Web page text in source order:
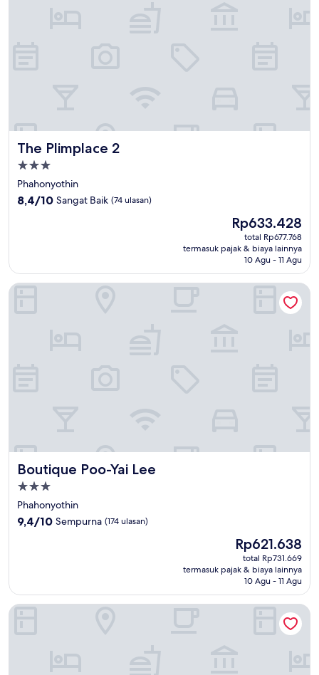
The Plimplace 2
The Plimplace 2
Properti
bintang
3.0
Phahonyothin
8.4
ulasan)
8,4/10 Sangat Baik (74 ulasan)
Harga
sekarang
Rp633.428
Rp633.428
total Rp677.768
termasuk pajak & biaya lainnya
10 Agu - 11 Agu
Boutique Poo-Yai Lee
Boutique Poo-Yai Lee
Properti
bintang
3.0
Phahonyothin
9.4
9,4/10 Sempurna (174 ulasan)
Harga
sekarang
Rp621.638
Rp621.638
total Rp731.669
termasuk pajak & biaya lainnya
10 Agu - 11 Agu
Boutique Poo-Yai Lee
Apartelle Jatujak Hotel